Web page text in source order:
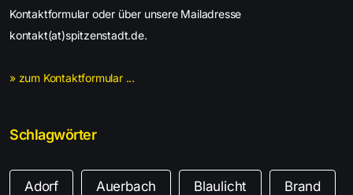
Kontaktformular oder über unsere Mailadresse
kontakt(at)spitzenstadt.de.
» zum Kontaktformular ...
Schlagwörter
Adorf Auerbach Blaulicht Brand